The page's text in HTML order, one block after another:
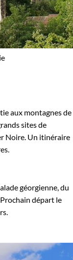
aux montagnes de
sites de
Noire. Un itinéraire
géorgienne, du
Prochain départ le